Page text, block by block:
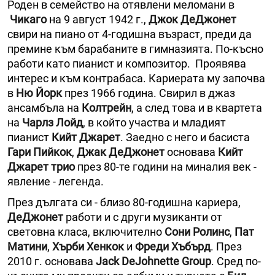
Роден в семейство на отявлени меломани в
Чикагона 9 август 1942 г., Джок ДеДжонет
свири на пиано от 4-годишна възраст, преди да
премине към барабаните в гимназията. По-късно
работи като пианист и композитор. Проявява
интерес и към контрабаса. Кариерата му започва
в Ню Йоркпрез 1966 година. Свирил в джаз
ансамбъла на Колтрейн, а след това и в квартета
на Чарлз Лойд, в който участва и младият
пианист Кийт Джарет. Заедно с него и басиста
Гари Пийкок, Джак ДеДжонетосновава Кийт
Джарет триопрез 80-те години на миналия век -
явление - легенда.
През дългата си - близо 80-годишна кариера,
ДеДжонет работи и с други музиканти от
световна класа, включително Сони Ролинс, Пат
Матини, Хърби Хенкоки Фреди Хъбърд. През
2010 г. основава Jack DeJohnette Group. Сред по-